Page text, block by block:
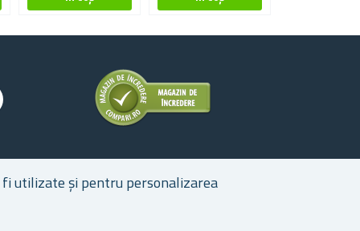
fi utilizate și pentru personalizarea